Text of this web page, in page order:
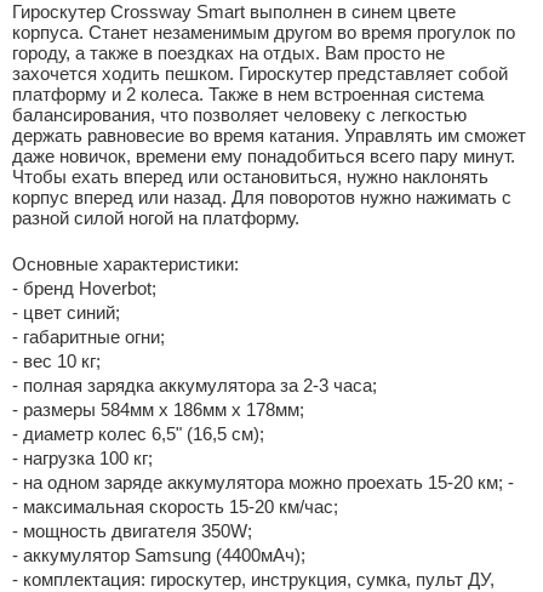
Гироскутер Crossway Smart выполнен в синем цвете
корпуса. Станет незаменимым другом во время прогулок по
городу, а также в поездках на отдых. Вам просто не
захочется ходить пешком. Гироскутер представляет собой
платформу и 2 колеса. Также в нем встроенная система
балансирования, что позволяет человеку с легкостью
держать равновесие во время катания. Управлять им сможет
даже новичок, времени ему понадобиться всего пару минут.
Чтобы ехать вперед или остановиться, нужно наклонять
корпус вперед или назад. Для поворотов нужно нажимать с
разной силой ногой на платформу.
Основные характеристики:
- бренд Hoverbot;
- цвет синий;
- габаритные огни;
- вес 10 кг;
- полная зарядка аккумулятора за 2-3 часа;
- размеры 584мм х 186мм х 178мм;
- диаметр колес 6,5" (16,5 см);
- нагрузка 100 кг;
- на одном заряде аккумулятора можно проехать 15-20 км; -
- максимальная скорость 15-20 км/час;
- мощность двигателя 350W;
- аккумулятор Samsung (4400мАч);
- комплектация: гироскутер, инструкция, сумка, пульт ДУ,